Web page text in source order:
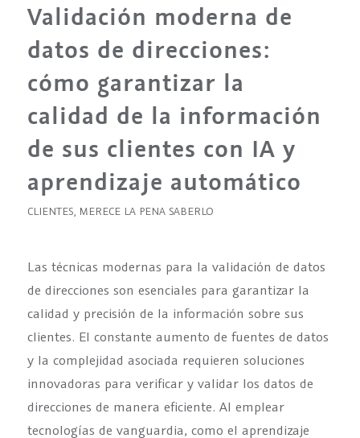
Validación moderna de
datos de direcciones:
cómo garantizar la
calidad de la información
de sus clientes con IA y
aprendizaje automático
CLIENTES, MERECE LA PENA SABERLO
Las técnicas modernas para la validación de datos
de direcciones son esenciales para garantizar la
calidad y precisión de la información sobre sus
clientes. El constante aumento de fuentes de datos
y la complejidad asociada requieren soluciones
innovadoras para verificar y validar los datos de
direcciones de manera eficiente. Al emplear
tecnologías de vanguardia, como el aprendizaje